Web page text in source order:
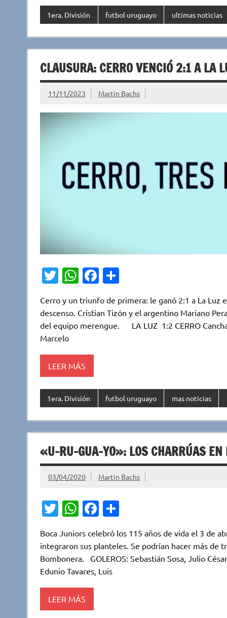
1era. División futbol uruguayo ultimas noticias
CLAUSURA: CERRO VENCIÓ 2:1 A LA
11/11/2023 Martin Bachs
T
it
te
r
W
at
s
p
p
Fa
e
b
C
m
p
Cerro y un triunfo de primera: le ganó 2:1 a La Luz
descenso. Cristian Tizón y el argentino Mariano
del equipo merengue. LA LUZ 1:2 CERRO
Marcelo
LEER MÁS
1era. División futbol uruguayo mas noticias
«U-RU-GUA-YO»: LOS CHARRÚAS EN
03/04/2020 Martin Bachs
T
it
te
r
W
at
s
A
p
p
Fa
e
b
o
C
m
p
Boca Juniors celebró los 115 años de vida el 3 de
integraron sus planteles. Se podrían hacer más de
Bombonera. GOLEROS: Sebastián Sosa, Julio
Edunio Tavares, Luis
LEER MÁS